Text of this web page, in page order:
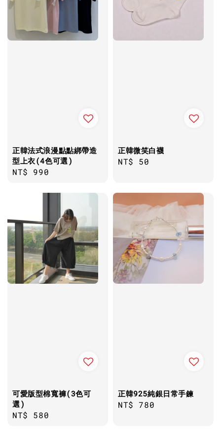
正韓法式浪漫點點綁帶造
型上衣(4色可選)
Regular
NT$ 990
正韓微笑白襪
Regular
NT$ 50
可愛版型棉寬褲(3色可
選)
Regular
NT$ 580
正韓925純銀日常手鍊
Regular
NT$ 780